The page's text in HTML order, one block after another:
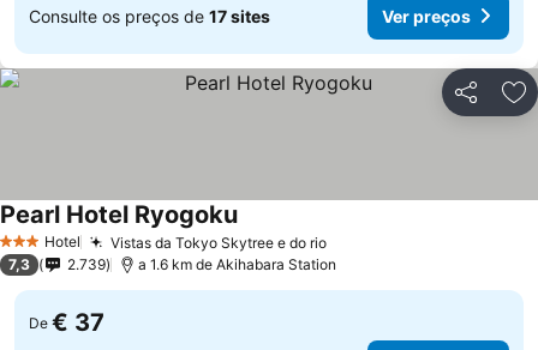
Consulte os preços de 17 sites Ver preços
Partilhar
3 EstrelasHotel Vistas da Tokyo Skytree e do rio
Pearl Hotel Ryogoku
7,3 2.739 a 1.6 km de Akihabara Station
De € 37